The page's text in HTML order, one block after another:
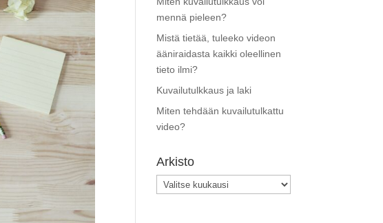
mennä pieleen?
Mistä tietää, tuleeko videon
ääniraidasta kaikki oleellinen
tieto ilmi?
Kuvailutulkkaus ja laki
Miten tehdään kuvailutulkattu
video?
Arkisto
Arkisto